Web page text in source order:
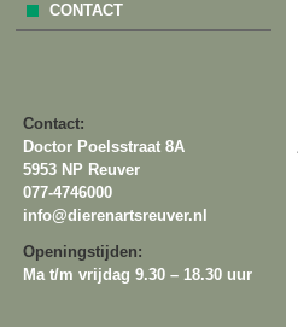
CONTACT
Contact:
Doctor Poelsstraat 8A
5953 NP Reuver
077-4746000
info@dierenartsreuver.nl
Openingstijden:
Ma t/m vrijdag 9.30 – 18.30 uur